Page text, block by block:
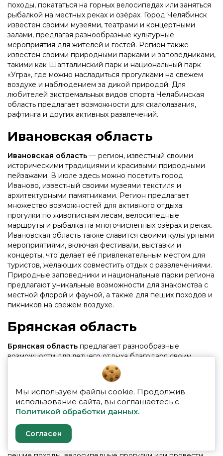
походы, покататься на горных велосипедах или заняться
рыбалкой на местных реках и озёрах. Город Челябинск
известен своими музеями, театрами и концертными
залами, предлагая разнообразные культурные
мероприятия для жителей и гостей. Регион также
известен своими природными парками и заповедниками,
такими как Шапталинский парк и национальный парк
«Угра», где можно насладиться прогулками на свежем
воздухе и наблюдением за дикой природой. Для
любителей экстремальных видов спорта Челябинская
область предлагает возможности для скалолазания,
рафтинга и других активных развлечений.
Ивановская область
Ивановская область — регион, известный своими
историческими традициями и красивыми природными
пейзажами. В июле здесь можно посетить город
Иваново, известный своими музеями текстиля и
архитектурными памятниками. Регион предлагает
множество возможностей для активного отдыха:
прогулки по живописным лесам, велосипедные
маршруты и рыбалка на многочисленных озёрах и реках.
Ивановская область также славится своими культурными
мероприятиями, включая фестивали, выставки и
концерты, что делает её привлекательным местом для
туристов, желающих совместить отдых с развлечениями.
Природные заповедники и национальные парки региона
предлагают уникальные возможности для знакомства с
местной флорой и фауной, а также для пеших походов и
пикников на свежем воздухе.
Брянская область
Брянская область предлагает разнообразные
возможности для летнего отдыха благодаря своим
природным красотам и богатому культурному наследию.
В июле здесь можно насладиться прогулками по
многочисленные исторические памятники и музеи,
расположенные в городах Брянск и других населённых
пунктах. Регион известен своими реками и озёрами,
которые предоставляют отличные возможности для
рыбалки, катания на лодках и других водных видов
спорта. Любители активного отдыха могут отправиться в
Мы используем файлы cookie. Продолжив
использование сайта, вы соглашаетесь с
Политикой обработки данных.
Согласен